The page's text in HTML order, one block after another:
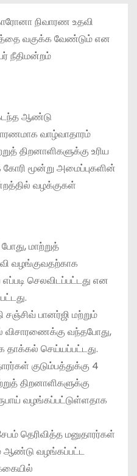
நிவாரண உதவி
வகுக்க வேண்டும் என
நீதிமன்றம்
ஆண்டு
வாழ்வாதாரம்
திறனாளிகளுக்கு உரிய
மூன்று அமைப்புகளின்
வழக்குகள்
மாற்றுத்
வழங்குவதற்காக
செலவிடப்பட்டது என
பானர்ஜி மற்றும்
விசாரணைக்கு வந்தபோது,
தாக்கல் செய்யப்பட்டது.
குடும்பத்துக்கு 4
திறனாளிகளுக்கு
வழங்கப்பட்டுள்ளதாக
தெரிவித்த மனுதாரர்கள்
ஆண்டு வழங்கப்பட்ட